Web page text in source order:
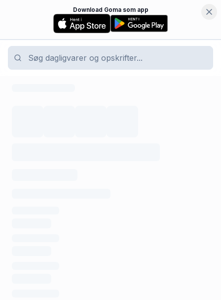
Download Goma som app